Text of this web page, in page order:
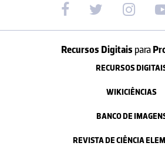
Recursos Digitais para
RECURSOS
WIKICIÊNCIAS
BANCO DE
REVISTA DE CIÊNCIA